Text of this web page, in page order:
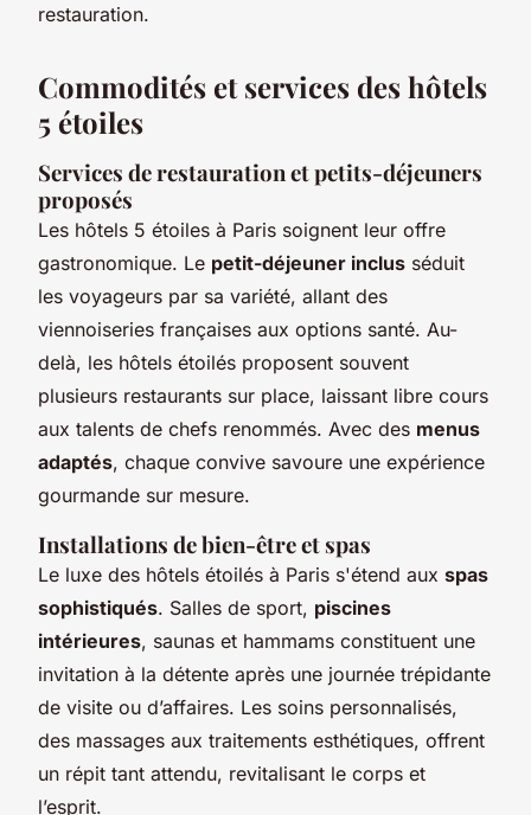
restauration.
Commodités et services des hôtels
5 étoiles
Services de restauration et petits-déjeuners
proposés
Les hôtels 5 étoiles à Paris soignent leur offre
gastronomique. Le petit-déjeuner inclus séduit
les voyageurs par sa variété, allant des
viennoiseries françaises aux options santé. Au-
delà, les hôtels étoilés proposent souvent
plusieurs restaurants sur place, laissant libre cours
aux talents de chefs renommés. Avec des menus
adaptés, chaque convive savoure une expérience
gourmande sur mesure.
Installations de bien-être et spas
Le luxe des hôtels étoilés à Paris s'étend aux spas
sophistiqués. Salles de sport, piscines
intérieures, saunas et hammams constituent une
invitation à la détente après une journée trépidante
de visite ou d’affaires. Les soins personnalisés,
des massages aux traitements esthétiques, offrent
un répit tant attendu, revitalisant le corps et
l’esprit.